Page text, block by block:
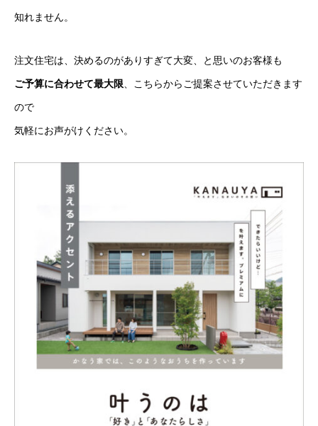
知れません。
注文住宅は、決めるのがありすぎて大変、と思いのお客様も
ご予算に合わせて最大限 、こちらからご提案させていただきます
ので
気軽にお声がけください。